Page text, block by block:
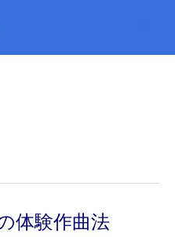
体験作曲法